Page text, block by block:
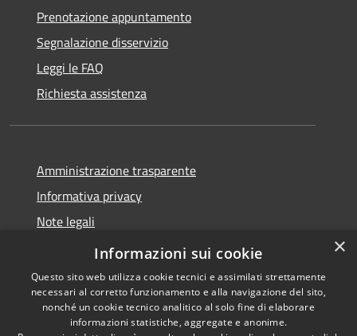
Prenotazione appuntamento
Segnalazione disservizio
Leggi le FAQ
Richiesta assistenza
Amministrazione trasparente
Informativa privacy
Note legali
Dichiarazione di accessibilità
Copyright © 2026 • Comune di
×
Informazioni sui cookie
Questo sito web utilizza cookie tecnici e assimilati strettamente
necessari al corretto funzionamento e alla navigazione del sito,
nonché un cookie tecnico analitico al solo fine di elaborare
informazioni statistiche, aggregate e anonime.